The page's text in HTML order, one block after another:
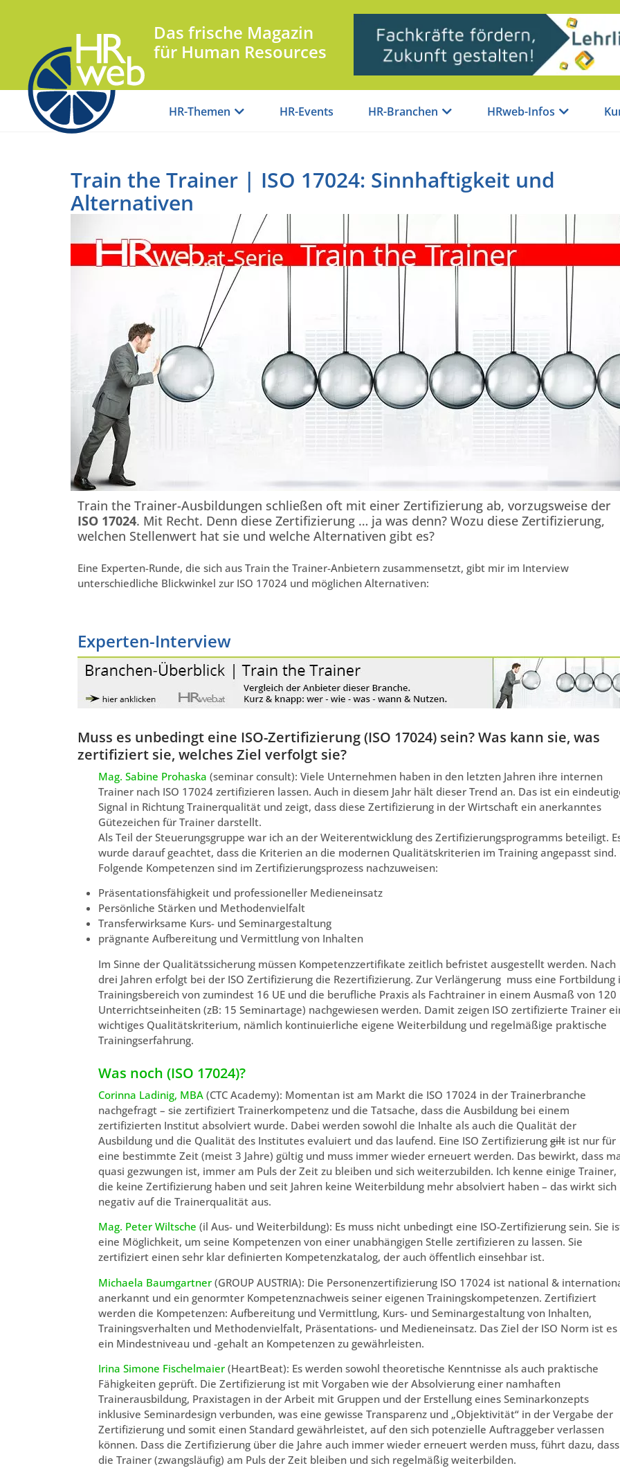
Das frische Magazin
für Human Resources
HR-Themen HR-Events HR-Branchen HRweb-Infos
Train the Trainer | ISO 17024: Sinnhaftigkeit und
Alternativen
Train the Trainer-Ausbildungen schließen oft mit einer Zertifizierung ab, vorzugsweise der
ISO 17024. Mit Recht. Denn diese Zertifizierung … ja was denn? Wozu diese Zertifizierung,
welchen Stellenwert hat sie und welche Alternativen gibt es?
Eine Experten-Runde, die sich aus Train the Trainer-Anbietern zusammensetzt, gibt mir im Interview
unterschiedliche Blickwinkel zur ISO 17024 und möglichen Alternativen:
Experten-Interview
Muss es unbedingt eine ISO-Zertifizierung (ISO 17024) sein? Was kann sie, was
zertifiziert sie, welches Ziel verfolgt sie?
Mag. Sabine Prohaska (seminar consult): Viele Unternehmen haben in den letzten Jahren ihre internen
Trainer nach ISO 17024 zertifizieren lassen. Auch in diesem Jahr hält dieser Trend an. Das ist ein
Signal in Richtung Trainerqualität und zeigt, dass diese Zertifizierung in der Wirtschaft ein anerkanntes
Gütezeichen für Trainer darstellt.
Als Teil der Steuerungsgruppe war ich an der Weiterentwicklung des Zertifizierungsprogramms beteiligt.
wurde darauf geachtet, dass die Kriterien an die modernen Qualitätskriterien im Training angepasst sind.
Folgende Kompetenzen sind im Zertifizierungsprozess nachzuweisen:
Präsentationsfähigkeit und professioneller Medieneinsatz
Persönliche Stärken und Methodenvielfalt
Transferwirksame Kurs- und Seminargestaltung
prägnante Aufbereitung und Vermittlung von Inhalten
Im Sinne der Qualitätssicherung müssen Kompetenzzertifikate zeitlich befristet ausgestellt werden. Nach
drei Jahren erfolgt bei der ISO Zertifizierung die Rezertifizierung. Zur Verlängerung muss eine Fortbildung
Trainingsbereich von zumindest 16 UE und die berufliche Praxis als Fachtrainer in einem Ausmaß von 120
Unterrichtseinheiten (zB: 15 Seminartage) nachgewiesen werden. Damit zeigen ISO zertifizierte Trainer
wichtiges Qualitätskriterium, nämlich kontinuierliche eigene Weiterbildung und regelmäßige praktische
Trainingserfahrung.
Was noch (ISO 17024)?
Corinna Ladinig, MBA (CTC Academy): Momentan ist am Markt die ISO 17024 in der Trainerbranche
nachgefragt – sie zertifiziert Trainerkompetenz und die Tatsache, dass die Ausbildung bei einem
zertifizierten Institut absolviert wurde. Dabei werden sowohl die Inhalte als auch die Qualität der
Ausbildung und die Qualität des Institutes evaluiert und das laufend. Eine ISO Zertifizierung gilt ist nur für
eine bestimmte Zeit (meist 3 Jahre) gültig und muss immer wieder erneuert werden. Das bewirkt, dass
quasi gezwungen ist, immer am Puls der Zeit zu bleiben und sich weiterzubilden. Ich kenne einige Trainer,
die keine Zertifizierung haben und seit Jahren keine Weiterbildung mehr absolviert haben – das wirkt sich
negativ auf die Trainerqualität aus.
Mag. Peter Wiltsche (il Aus- und Weiterbildung): Es muss nicht unbedingt eine ISO-Zertifizierung sein. Sie
eine Möglichkeit, um seine Kompetenzen von einer unabhängigen Stelle zertifizieren zu lassen. Sie
zertifiziert einen sehr klar definierten Kompetenzkatalog, der auch öffentlich einsehbar ist.
Michaela Baumgartner (GROUP AUSTRIA): Die Personenzertifizierung ISO 17024 ist national &
anerkannt und ein genormter Kompetenznachweis seiner eigenen Trainingskompetenzen. Zertifiziert
werden die Kompetenzen: Aufbereitung und Vermittlung, Kurs- und Seminargestaltung von Inhalten,
Trainingsverhalten und Methodenvielfalt, Präsentations- und Medieneinsatz. Das Ziel der ISO Norm ist es
ein Mindestniveau und -gehalt an Kompetenzen zu gewährleisten.
Irina Simone Fischelmaier (HeartBeat): Es werden sowohl theoretische Kenntnisse als auch praktische
Fähigkeiten geprüft. Die Zertifizierung ist mit Vorgaben wie der Absolvierung einer namhaften
Trainerausbildung, Praxistagen in der Arbeit mit Gruppen und der Erstellung eines Seminarkonzepts
inklusive Seminardesign verbunden, was eine gewisse Transparenz und „Objektivität“ in der Vergabe der
Zertifizierung und somit einen Standard gewährleistet, auf den sich potenzielle Auftraggeber verlassen
können. Dass die Zertifizierung über die Jahre auch immer wieder erneuert werden muss, führt dazu, dass
die Trainer (zwangsläufig) am Puls der Zeit bleiben und sich regelmäßig weiterbilden.